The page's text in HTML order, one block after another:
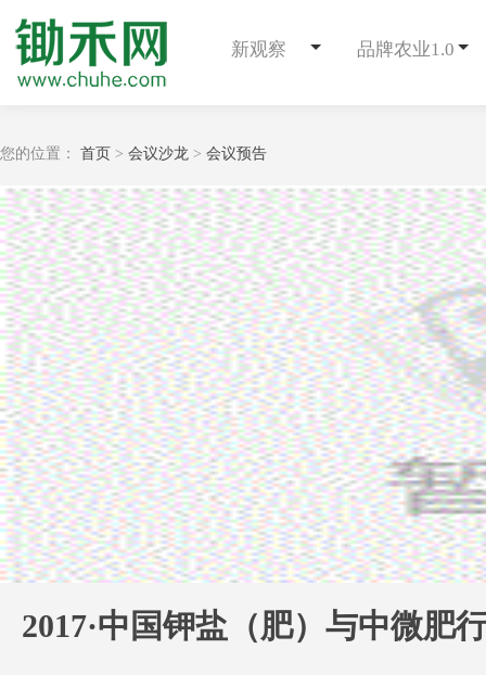
新观察 品牌农业1.0
您的位置： 首页 > 会议沙龙 > 会议预告
2017·中国钾盐（肥）与中微肥